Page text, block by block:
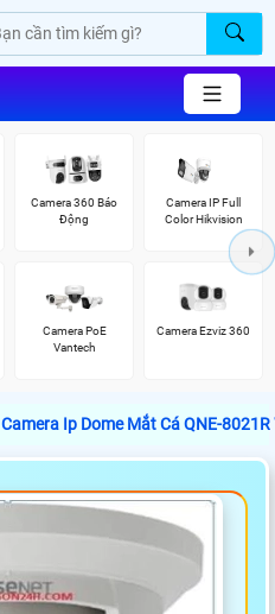
Camera 360 Báo
Động
Camera IP Full
Color Hikvision
Camera PoE
Vantech
Camera Ezviz 360
Camera Ip Dome Mắt Cá QNE-8021R